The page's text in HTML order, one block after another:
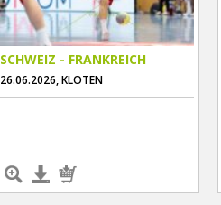
SCHWEIZ - FRANKREICH
26.06.2026, KLOTEN